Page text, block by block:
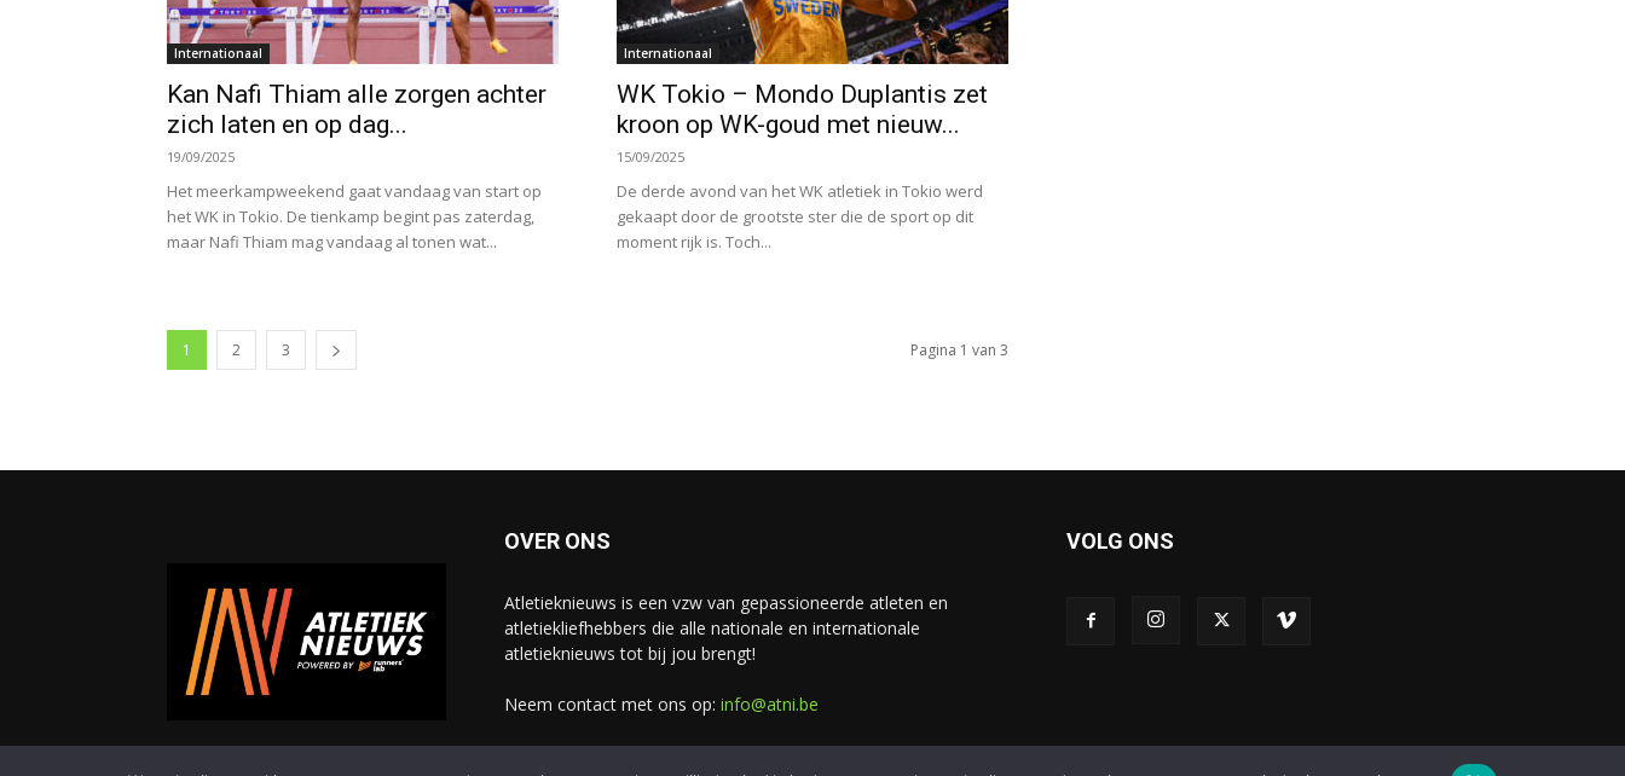
Internationaal
Kan Nafi Thiam alle zorgen achter
zich laten en op dag...
19/09/2025
Het meerkampweekend gaat vandaag van start op
het WK in Tokio. De tienkamp begint pas zaterdag,
maar Nafi Thiam mag vandaag al tonen wat...
Internationaal
WK Tokio – Mondo Duplantis zet
kroon op WK-goud met nieuw...
15/09/2025
De derde avond van het WK atletiek in Tokio werd
gekaapt door de grootste ster die de sport op dit
moment rijk is. Toch...
1 2 3 Pagina 1 van 3
OVER ONS
Atletieknieuws is een vzw van gepassioneerde atleten en
atletiekliefhebbers die alle nationale en internationale
atletieknieuws tot bij jou brengt!
Neem contact met ons op: info@atni.be
VOLG ONS